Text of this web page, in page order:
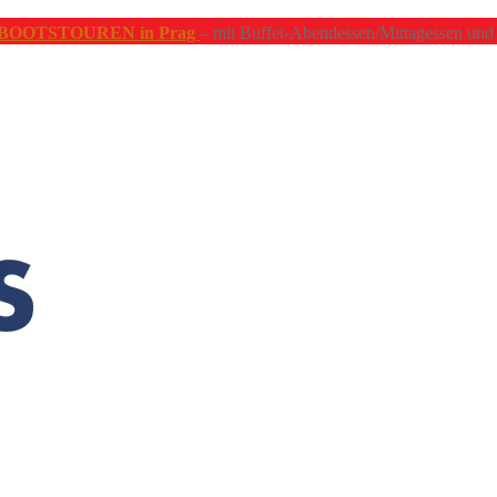
in Prag – mit Buffet-Abendessen/Mittagessen